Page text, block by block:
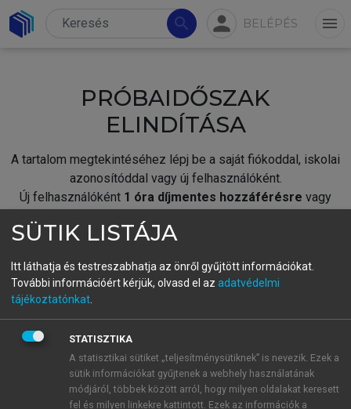
search person BELÉPÉS menu
PRÓBAIDŐSZAK
ELINDÍTÁSA
A tartalom megtekintéséhez lépj be a saját fiókoddal, iskolai
azonosítóddal vagy új felhasználóként.
Új felhasználóként 1 óra díjmentes hozzáférésre vagy
fiókoddal,vagy hozz létre új fiókot.
A regisztráció után apróbaidőszakautomatikusan
BELÉPÉS SAJÁT FIÓKKAL
ÚJ FIÓK LÉTREHOZÁSA
SÜTIK LISTÁJA
Itt láthatja és testreszabhatja az önről gyűjtött információkat.
További információért kérjük, olvasd el az adatvédelmi
tájékoztatónkat
STATISZTIKA
A statisztikai sütiket „teljesítménysütiknek” is nevezik. Ezek a
sütik információkat gyűjtenek a webhely használatának
módjáról, többek között arról, hogy milyen oldalakat keresett
fel és milyen linkekre kattintott. Ezek az információk a